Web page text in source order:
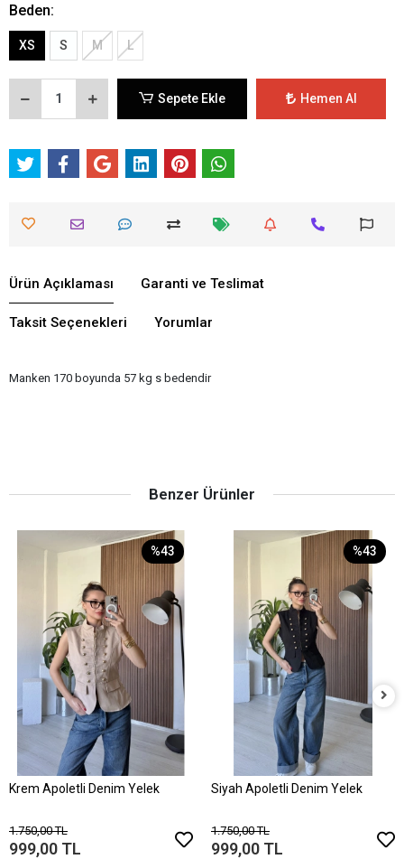
Beden:
XS S M L
Sepete Ekle Hemen Al
Ürün Açıklaması Garanti ve Teslimat
Taksit Seçenekleri Yorumlar
Manken 170 boyunda 57 kg s bedendir
Benzer Ürünler
%43
Krem Apoletli Denim Yelek
1.750,00 TL
999,00 TL
%43
Siyah Apoletli Denim Yelek
1.750,00 TL
999,00 TL